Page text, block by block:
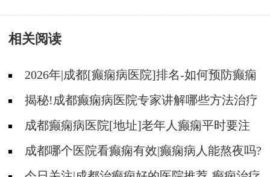
么?
相关阅读
2026年|成都[癫痫病医院]排名-如何预防癫痫
治疗走入误区?
揭秘!成都癫痫病医院专家讲解哪些方法治疗
癫痫好?
成都癫痫病医院[地址]老年人癫痫平时要注
意什么?
成都哪个医院看癫痫有效|癫痫病人能熬夜吗?